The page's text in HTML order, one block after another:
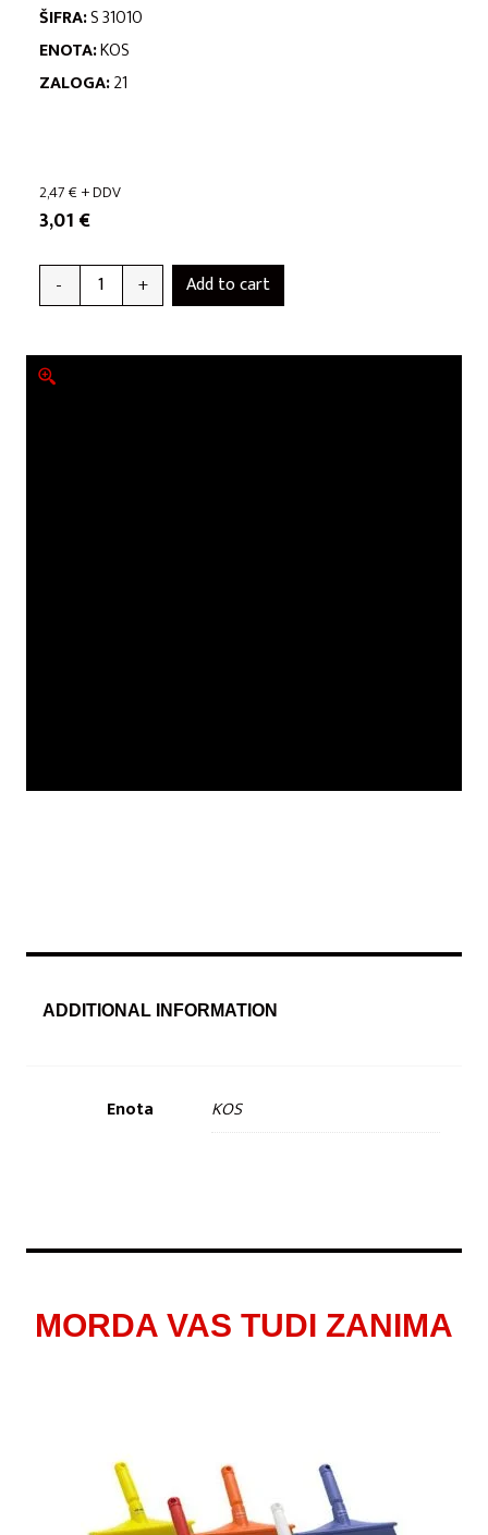
ŠIFRA:S 31010
ENOTA:KOS
ZALOGA:21
2,47€+ DDV
3,01 €
- + Add to cart
ADDITIONAL INFORMATION
Enota KOS
MORDA VAS TUDI ZANIMA